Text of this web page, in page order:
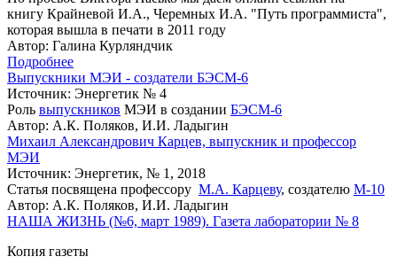
книгу Крайневой И.А., Черемных И.А. "Путь программиста",
которая вышла в печати в 2011 году
Автор: Галина Курляндчик
Подробнее
Выпускники МЭИ - создатели БЭСМ-6
Источник: Энергетик № 4
Роль выпускников МЭИ в создании БЭСМ-6
Автор: А.К. Поляков, И.И. Ладыгин
Михаил Александрович Карцев, выпускник и профессор
МЭИ
Источник: Энергетик, № 1, 2018
Статья посвящена профессору М.А. Карцеву, создателю М-10
Автор: А.К. Поляков, И.И. Ладыгин
НАША ЖИЗНЬ (№6, март 1989). Газета лаборатории № 8
Копия газеты